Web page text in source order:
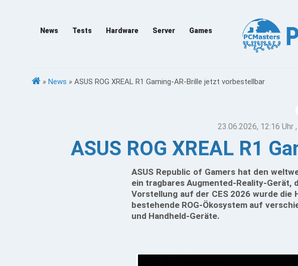
News Tests Hardware Server Games
» News » ASUS ROG XREAL R1 Gaming-AR-Brille jetzt vorbestellbar
23.06.2026, 12:16 Uhr
ASUS ROG XREAL R1
ASUS Republic of Gamers hat den
ein tragbares Augmented-Reality-Gerät,
Vorstellung auf der CES 2026 wurde die
bestehende ROG-Ökosystem auf
und Handheld-Geräte.